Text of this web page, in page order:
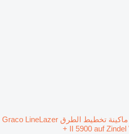
ماكينة تخطيط الطرق Graco LineLazer
II 5900 auf Zindel